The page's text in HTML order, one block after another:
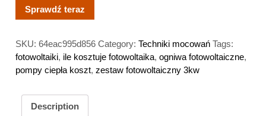
Sprawdź teraz
SKU:64eac995d856 Category:Techniki mocowań Tags:
fotowoltaiki, ile kosztuje fotowoltaika,ogniwa fotowoltaiczne,
pompy ciepła koszt,zestaw fotowoltaiczny 3kw
Description